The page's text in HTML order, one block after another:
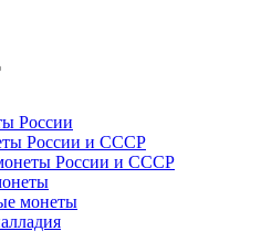
России
России и СССР
России и СССР
монеты